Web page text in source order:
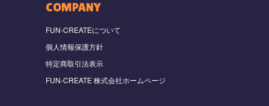
COMPANY
FUN-CREATEについて
個人情報保護方針
特定商取引法表示
FUN-CREATE 株式会社ホームページ